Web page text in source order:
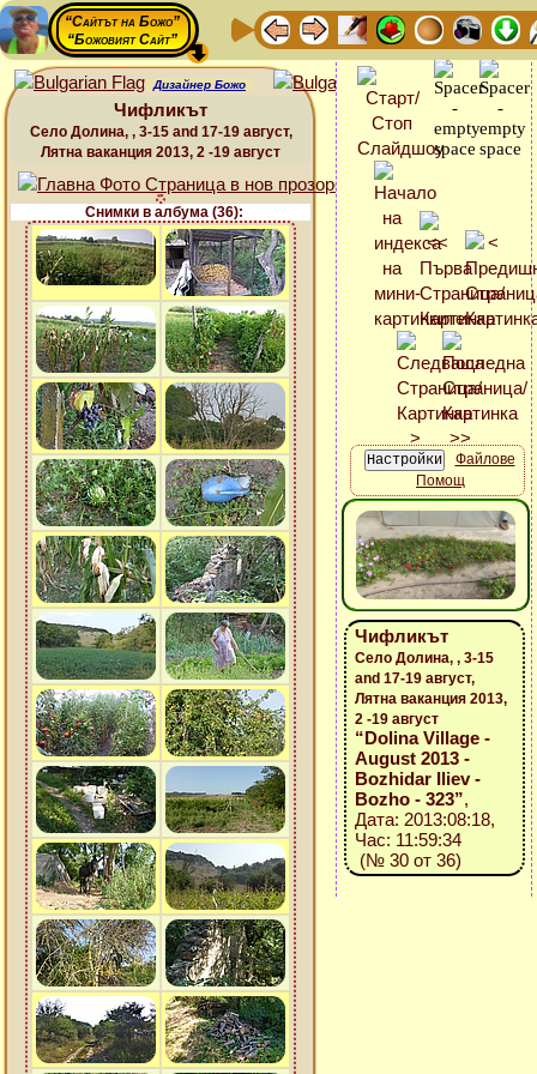
“Сайтът на Божо”
“Божовият Сайт”
Дизайнер Божо
Чифликът
Село Долина, , 3-15 and 17-19 август,
Лятна ваканция 2013, 2 -19 август
Снимки в албума (36):
Файлове
Помощ
Чифликът
Село Долина, , 3-15
and 17-19 август,
Лятна ваканция 2013,
2 -19 август
“Dolina Village -
August 2013 -
Bozhidar Iliev -
Bozho - 323”,
Дата: 2013:08:18,
Час: 11:59:34
(№ 30 от 36)